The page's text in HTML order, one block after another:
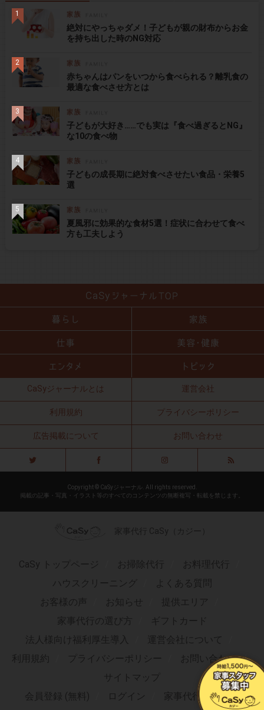
絶対にやっちゃダメ！子どもが親の財布からお金
を持ち出した時のNG対応
赤ちゃんはパンをいつから食べられる？離乳食の
最適な食べさせ方とは
子どもが大好き……でも実は『食べ過ぎるとNG』
な10の食べ物
子どもの成長期に絶対食べさせたい食品・栄養5
選
夏風邪に効果的な食材5選！症状に合わせて食べ
方も工夫しよう
CaSyジャーナルとは 運営会社
利用規約 プライバシーポリシー
広告掲載について お問い合わせ
Copyright © CaSyジャーナル. All rights reserved.
掲載の記事・写真・イラスト等のすべてのコンテンツの無断複写・転載を禁じます。
家事代行 CaSy（カジー）
CaSy トップページ お掃除代行
お料理代行
ハウスクリーニング
よくある質問
お客様の声
お知らせ
提供エリア
家事代行の選び方
ギフトカード
法人様向け福利厚生導入
運営会社について
利用規約
プライバシーポリシー
お問い合わせ
サイトマップ
会員登録 (無料)
ログイン 家事代行求人TOP